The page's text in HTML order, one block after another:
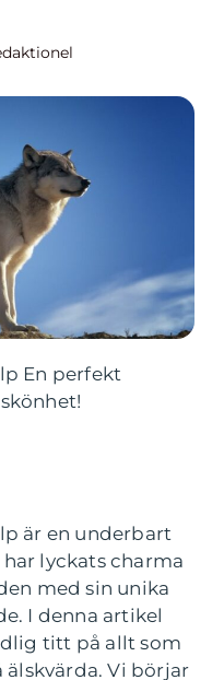
En perfekt
är en underbart
lyckats charma
med sin unika
I denna artikel
titt på allt som
älskvärda. Vi börjar